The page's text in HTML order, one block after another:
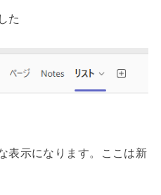
た
表示になります。ここは新